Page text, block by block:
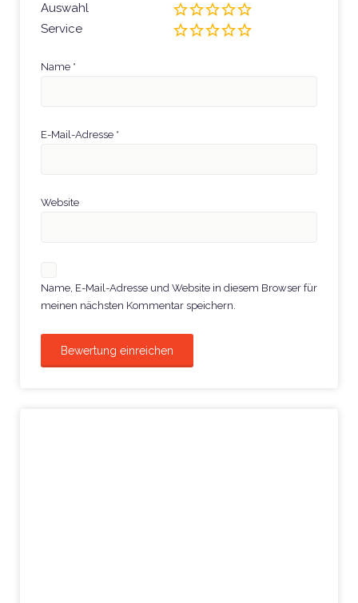
Auswahl
Service
Name *
E-Mail-Adresse *
Website
Name, E-Mail-Adresse und Website in diesem Browser für
meinen nächsten Kommentar speichern.